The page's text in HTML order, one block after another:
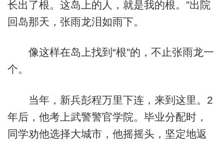
长出了根。这岛上的人，就是我的根。”出院
回岛那天，张雨龙泪如雨下。
像这样在岛上找到“根”的，不止张雨龙一
个。
当年，新兵彭程万里下连，来到这里。2
年后，他考上武警警官学院。毕业分配时，
同学劝他选择大城市，他摇摇头，坚定地返